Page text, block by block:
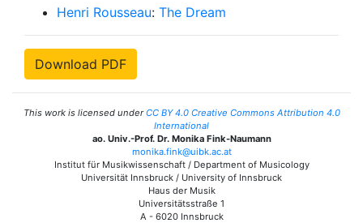
Henri Rousseau: The Dream
Download PDF
This work is licensed underCC BY 4.0 Creative Commons Attribution 4.0
International
ao. Univ.-Prof. Dr. Monika Fink-Naumann
monika.fink@uibk.ac.at
Institut für Musikwissenschaft / Department of Musicology
Universität Innsbruck / University of Innsbruck
Haus der Musik
Universitätsstraße 1
A - 6020 Innsbruck